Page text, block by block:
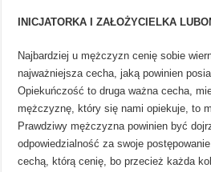
INICJATORKA I ZAŁOŻYCIELKA
Najbardziej u mężczyzn cenię sobie
najważniejsza cecha, jaką powinien
Opiekuńczość to druga ważna cecha,
mężczyznę, który się nami opiekuje, to
Prawdziwy mężczyzna powinien być
odpowiedzialność za swoje
cechą, którą cenię, bo przecież każda